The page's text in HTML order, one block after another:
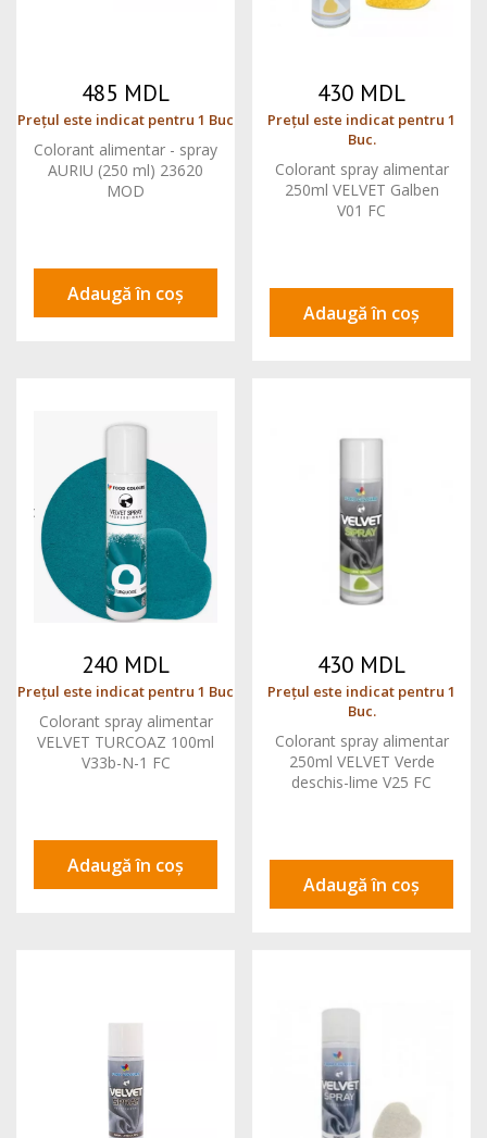
485 MDL
Prețul este indicat pentru 1 Buc
Colorant alimentar - spray
AURIU (250 ml) 23620
MOD
Adaugă în coș
430 MDL
Prețul este indicat pentru 1
Buc.
Colorant spray alimentar
250ml VELVET Galben
V01 FC
Adaugă în coș
240 MDL
Prețul este indicat pentru 1 Buc
Colorant spray alimentar
VELVET TURCOAZ 100ml
V33b-N-1 FC
Adaugă în coș
430 MDL
Prețul este indicat pentru 1
Buc.
Colorant spray alimentar
250ml VELVET Verde
deschis-lime V25 FC
Adaugă în coș